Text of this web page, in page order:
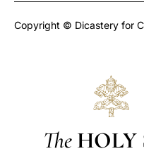
Copyright © Dicastery for
The HOLY